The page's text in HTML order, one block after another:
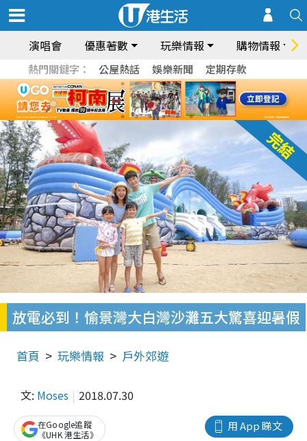
演唱會 優惠著數 玩樂情報 購物情報
熱門關鍵字： 公屋熱話 娛樂新聞 定期存款
放電必到！愉景灣大白灣沙灘五大驚喜迎暑假
首頁 玩樂情報 戶外郊遊
文: Moses 2018.07.30
用 App 睇文
在Google追蹤
《UHK 港生活》